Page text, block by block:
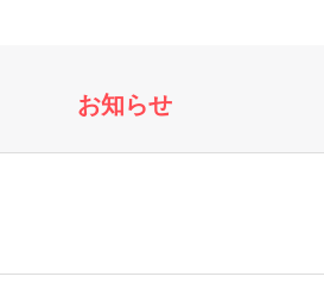
お知らせ